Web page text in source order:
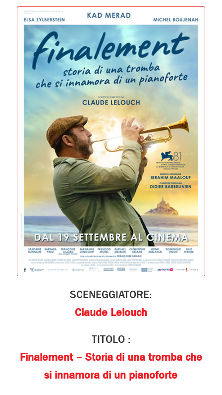
SCENEGGIATORE:
Claude Lelouch
TITOLO :
Finalement – Storia di una tromba che
si innamora di un pianoforte